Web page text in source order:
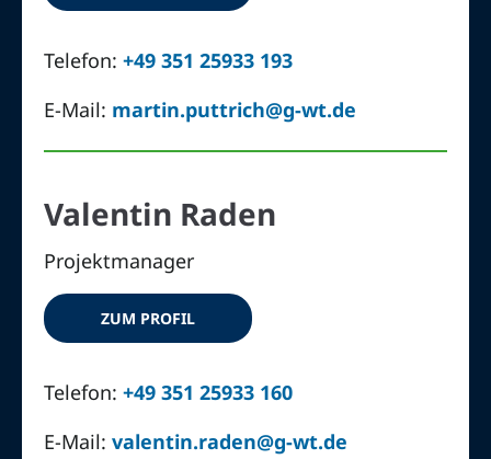
Telefon:+49 351 25933 193
E-Mail: martin.puttrich@g-wt.de
Valentin Raden
Projektmanager
ZUM PROFIL
Telefon:+49 351 25933 160
E-Mail:valentin.raden@g-wt.de